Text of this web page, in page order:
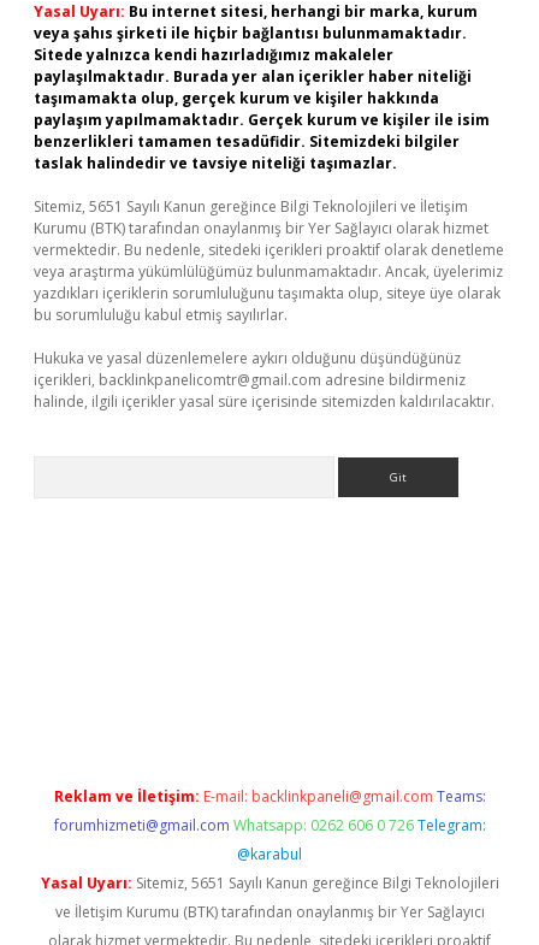
Yasal Uyarı: Bu internet sitesi, herhangi bir marka, kurum
veya şahıs şirketi ile hiçbir bağlantısı bulunmamaktadır.
Sitede yalnızca kendi hazırladığımız makaleler
paylaşılmaktadır. Burada yer alan içerikler haber niteliği
taşımamakta olup, gerçek kurum ve kişiler hakkında
paylaşım yapılmamaktadır. Gerçek kurum ve kişiler ile isim
benzerlikleri tamamen tesadüfidir. Sitemizdeki bilgiler
taslak halindedir ve tavsiye niteliği taşımazlar.
Sitemiz, 5651 Sayılı Kanun gereğince Bilgi Teknolojileri ve İletişim
Kurumu (BTK) tarafından onaylanmış bir Yer Sağlayıcı olarak hizmet
vermektedir. Bu nedenle, sitedeki içerikleri proaktif olarak denetleme
veya araştırma yükümlülüğümüz bulunmamaktadır. Ancak, üyelerimiz
yazdıkları içeriklerin sorumluluğunu taşımakta olup, siteye üye olarak
bu sorumluluğu kabul etmiş sayılırlar.
Hukuka ve yasal düzenlemelere aykırı olduğunu düşündüğünüz
içerikleri, backlinkpanelicomtr@gmail.com adresine bildirmeniz
halinde, ilgili içerikler yasal süre içerisinde sitemizden kaldırılacaktır.
Reklam ve İletişim: E-mail: backlinkpaneli@gmail.com Teams:
forumhizmeti@gmail.com Whatsapp: 0262 606 0 726 Telegram:
@karabul
Yasal Uyarı: Sitemiz, 5651 Sayılı Kanun gereğince Bilgi Teknolojileri
ve İletişim Kurumu (BTK) tarafından onaylanmış bir Yer Sağlayıcı
olarak hizmet vermektedir. Bu nedenle, sitedeki içerikleri proaktif